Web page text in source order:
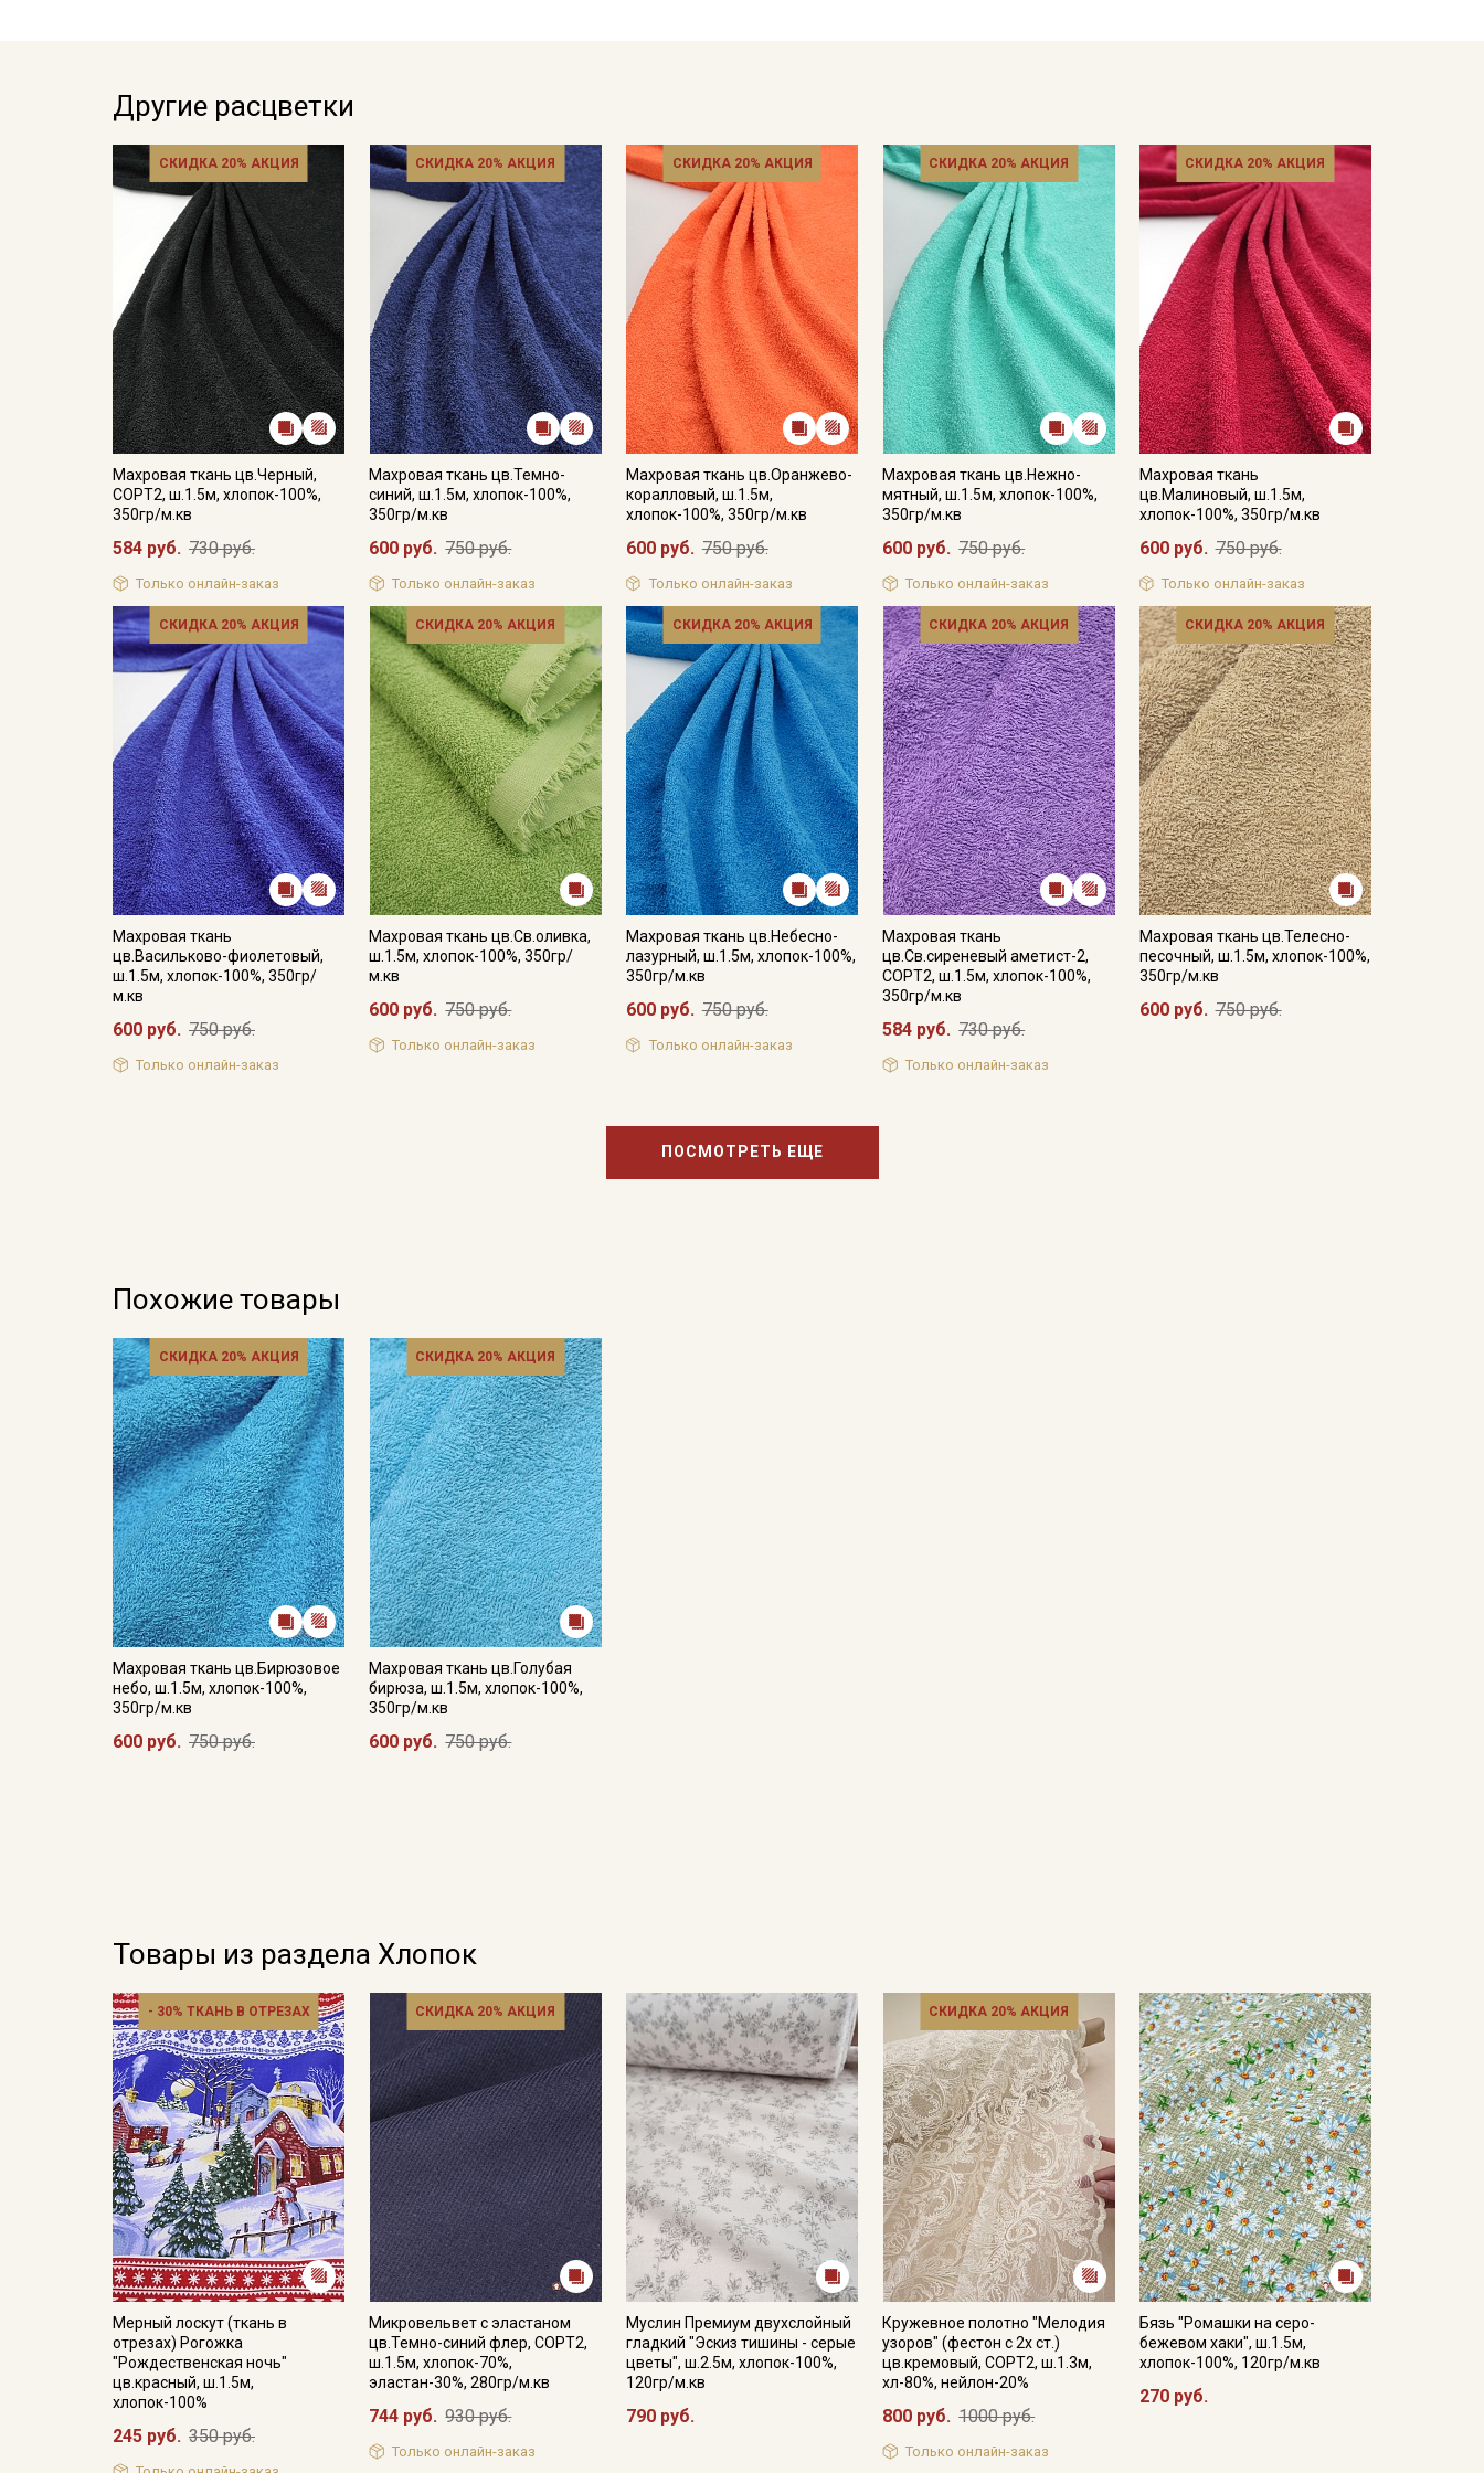
Другие расцветки
СКИДКА 20% АКЦИЯ
Махровая ткань цв.Черный,
СОРТ2, ш.1.5м, хлопок-100%,
350гр/м.кв
584 руб. 730 руб.
Только онлайн-заказ
СКИДКА 20% АКЦИЯ
Махровая ткань цв.Темно-
синий, ш.1.5м, хлопок-100%,
350гр/м.кв
600 руб. 750 руб.
Только онлайн-заказ
СКИДКА 20% АКЦИЯ
Махровая ткань цв.Оранжево-
коралловый, ш.1.5м,
хлопок-100%, 350гр/м.кв
600 руб. 750 руб.
Только онлайн-заказ
СКИДКА 20% АКЦИЯ
Махровая ткань цв.Нежно-
мятный, ш.1.5м, хлопок-100%,
350гр/м.кв
600 руб. 750 руб.
Только онлайн-заказ
СКИДКА 20% АКЦИЯ
Махровая ткань
цв.Малиновый, ш.1.5м,
хлопок-100%, 350гр/м.кв
600 руб. 750 руб.
Только онлайн-заказ
СКИДКА 20% АКЦИЯ
Махровая ткань
цв.Васильково-фиолетовый,
ш.1.5м, хлопок-100%, 350гр/
м.кв
600 руб. 750 руб.
Только онлайн-заказ
СКИДКА 20% АКЦИЯ
Махровая ткань цв.Св.оливка,
ш.1.5м, хлопок-100%, 350гр/
м.кв
600 руб. 750 руб.
Только онлайн-заказ
СКИДКА 20% АКЦИЯ
Махровая ткань цв.Небесно-
лазурный, ш.1.5м, хлопок-100%,
350гр/м.кв
600 руб. 750 руб.
Только онлайн-заказ
СКИДКА 20% АКЦИЯ
Махровая ткань
цв.Св.сиреневый аметист-2,
СОРТ2, ш.1.5м, хлопок-100%,
350гр/м.кв
584 руб. 730 руб.
Только онлайн-заказ
СКИДКА 20% АКЦИЯ
Махровая ткань цв.Телесно-
песочный, ш.1.5м, хлопок-100%,
350гр/м.кв
600 руб. 750 руб.
ПОСМОТРЕТЬ ЕЩЕ
Похожие товары
СКИДКА 20% АКЦИЯ
Махровая ткань цв.Бирюзовое
небо, ш.1.5м, хлопок-100%,
350гр/м.кв
600 руб. 750 руб.
СКИДКА 20% АКЦИЯ
Махровая ткань цв.Голубая
бирюза, ш.1.5м, хлопок-100%,
350гр/м.кв
600 руб. 750 руб.
Товары из раздела Хлопок
- 30% ТКАНЬ В ОТРЕЗАХ
Мерный лоскут (ткань в
отрезах) Рогожка
"Рождественская ночь"
цв.красный, ш.1.5м,
хлопок-100%
245 руб. 350 руб.
СКИДКА 20% АКЦИЯ
Микровельвет с эластаном
цв.Темно-синий флер, СОРТ2,
ш.1.5м, хлопок-70%,
эластан-30%, 280гр/м.кв
744 руб. 930 руб.
Только онлайн-заказ
Муслин Премиум двухслойный
гладкий "Эскиз тишины - серые
цветы", ш.2.5м, хлопок-100%,
120гр/м.кв
790 руб.
СКИДКА 20% АКЦИЯ
Кружевное полотно "Мелодия
узоров" (фестон с 2х ст.)
цв.кремовый, СОРТ2, ш.1.3м,
хл-80%, нейлон-20%
800 руб. 1000 руб.
Только онлайн-заказ
Бязь "Ромашки на серо-
бежевом хаки", ш.1.5м,
хлопок-100%, 120гр/м.кв
270 руб.
Секретная рассылка от
Купава
Мы публикуем здесь дополнительные
промокоды и скидки до 30% на узкие
категории тканей
Электронная почта
Ознакомлен(а) сПолитикой обработки персональных
Согласие на обработку персональных